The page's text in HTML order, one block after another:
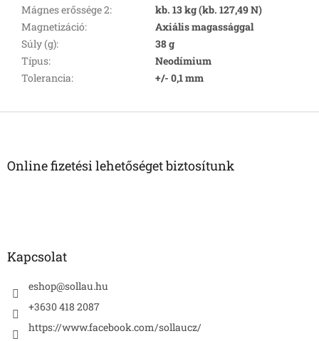
Mágnes erőssége 2:
kb. 13 kg (kb. 127,49 N)
Magnetizáció:
Axiális magassággal
Súly (g):
38 g
Típus:
Neodímium
Tolerancia: +/- 0,1 mm
L
Online fizetési lehetőséget biztosítunk
Kapcsolat
eshop@sollau.hu
+3630 418 2087
https://www.facebook.com/sollaucz/